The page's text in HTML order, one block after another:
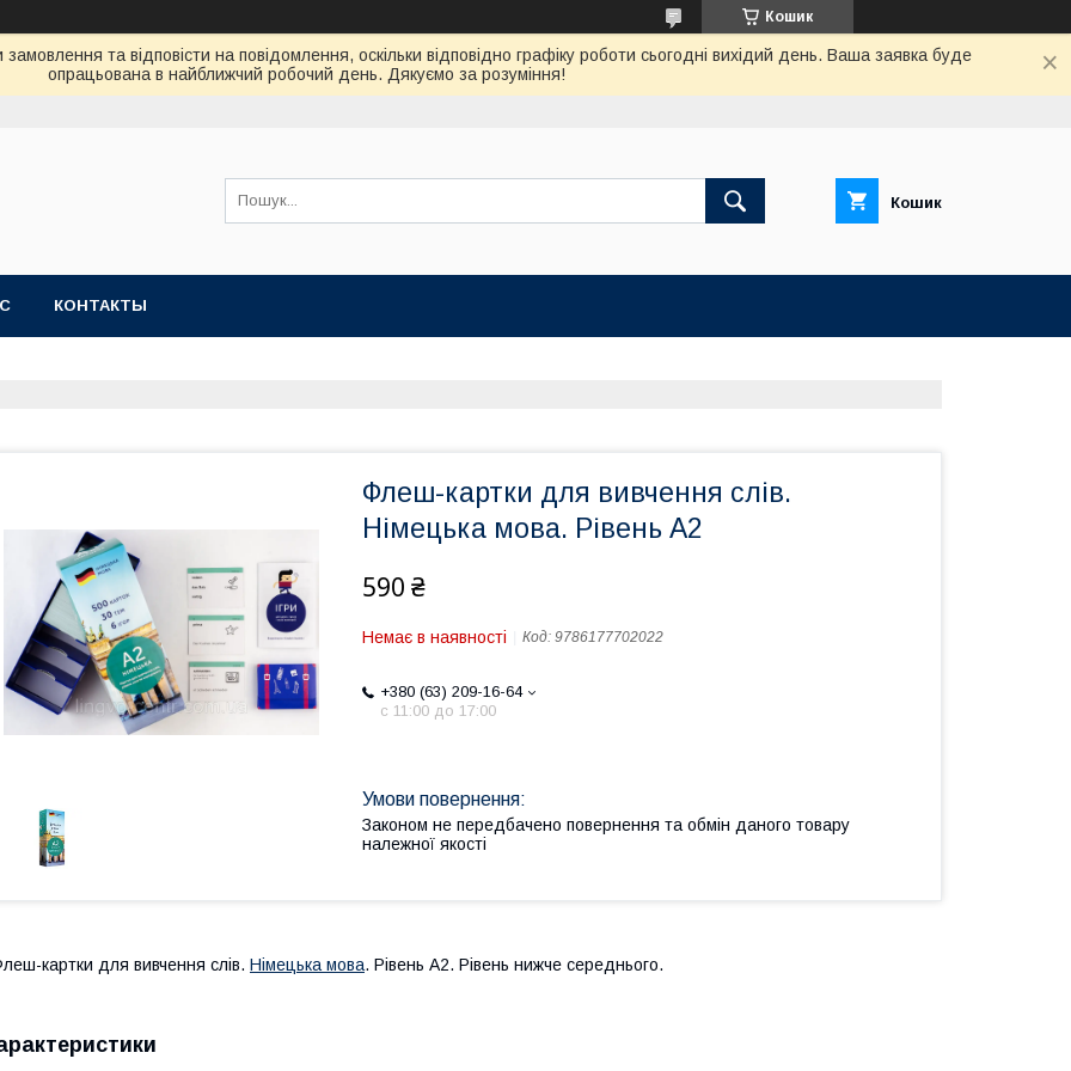
Кошик
та відповісти на повідомлення, оскільки відповідно графіку роботи сьогодні вихідий день. Ваша заявка буде
опрацьована в найближчий робочий день. Дякуємо за розуміння!
Кошик
КОНТАКТЫ
Флеш-картки для вивчення слів.
Німецька мова. Рівень А2
590 ₴
Немає в наявності Код: 9786177702022
+380 (63) 209-16-64
с 11:00 до 17:00
Законом не передбачено повернення та обмін даного товару
належної якості
картки для вивчення слів. Німецька мова. Рівень А2. Рівень нижче середнього.